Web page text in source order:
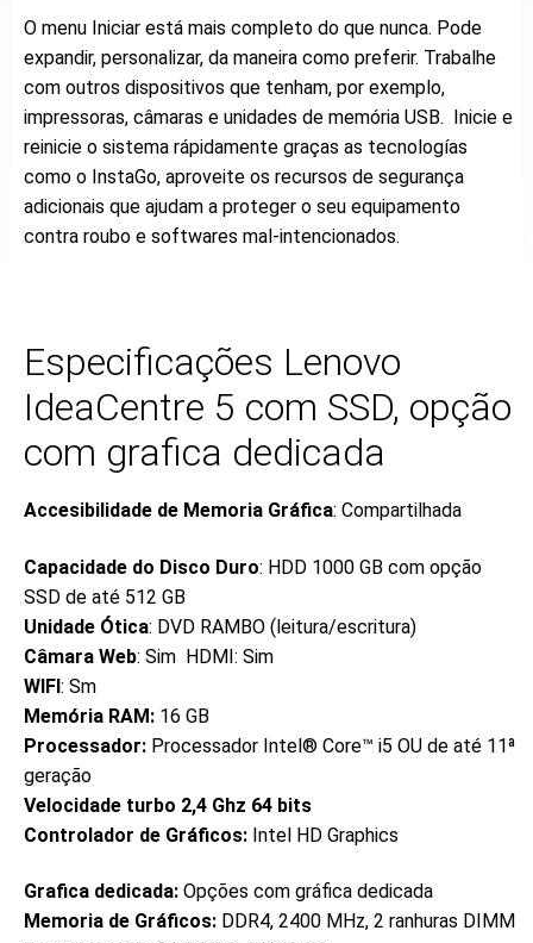
O menu Iniciar está mais completo do que nunca. Pode
expandir, personalizar, da maneira como preferir. Trabalhe
com outros dispositivos que tenham, por exemplo,
impressoras, câmaras e unidades de memória USB. Inicie e
reinicie o sistema rápidamente graças as tecnologías
como o InstaGo, aproveite os recursos de segurança
adicionais que ajudam a proteger o seu equipamento
contra roubo e softwares mal-intencionados.
Especificações Lenovo
IdeaCentre 5 com SSD, opção
com grafica dedicada
Accesibilidade de Memoria Gráfica: Compartilhada
Capacidade do Disco Duro: HDD 1000 GB com opção
SSD de até 512 GB
Unidade Ótica: DVD RAMBO (leitura/escritura)
Câmara Web: Sim HDMI: Sim
WIFI: Sm
Memória RAM: 16 GB
Processador: Processador Intel® Core™ i5 OU de até 11ª
geração
Velocidade turbo 2,4 Ghz 64 bits
Controlador de Gráficos: Intel HD Graphics
Grafica dedicada: Opções com gráfica dedicada
Memoria de Gráficos: DDR4, 2400 MHz, 2 ranhuras DIMM